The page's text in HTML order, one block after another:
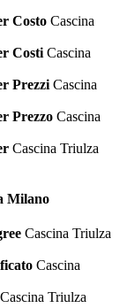
Costo Cascina
Costi Cascina
Prezzi Cascina
Prezzo Cascina
Cascina Triulza
Milano
Cascina Triulza
Cascina
Cascina Triulza